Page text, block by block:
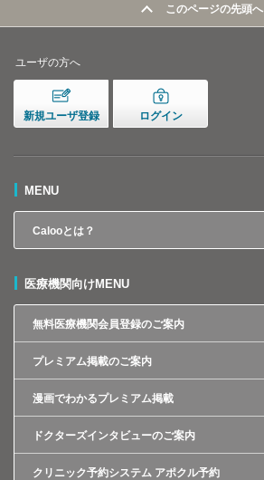
このページの先頭へ
ユーザの方へ
新規ユーザ登録 ログイン
MENU
Calooとは？
医療機関向けMENU
無料医療機関会員登録のご案内
プレミアム掲載のご案内
漫画でわかるプレミアム掲載
ドクターズインタビューのご案内
クリニック予約システム アポクル予約